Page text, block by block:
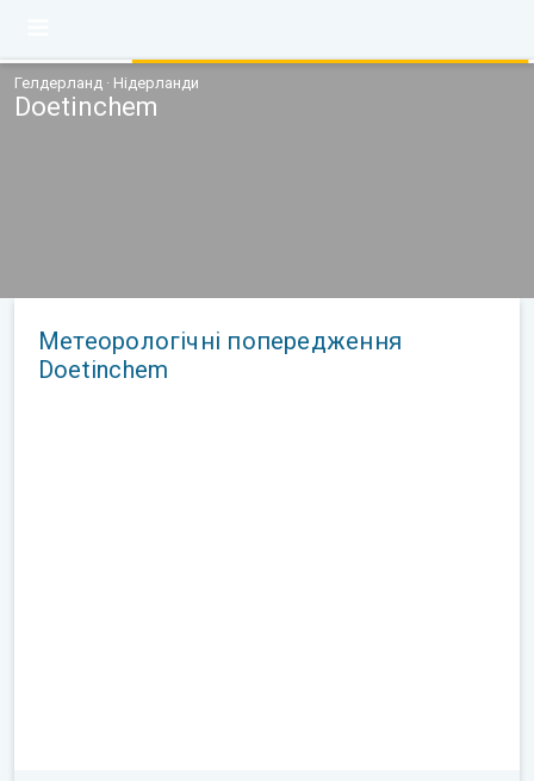
Гелдерланд · Нідерланди
Doetinchem
Метеорологічні попередження
Doetinchem